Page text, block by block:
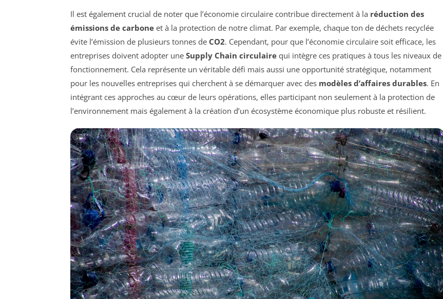
Il est également crucial de noter que l’économie circulaire contribue directement à la réduction des
émissions de carbone et à la protection de notre climat. Par exemple, chaque ton de déchets recyclée
évite l’émission de plusieurs tonnes de CO2. Cependant, pour que l’économie circulaire soit efficace, les
entreprises doivent adopter une Supply Chain circulaire qui intègre ces pratiques à tous les niveaux de
fonctionnement. Cela représente un véritable défi mais aussi une opportunité stratégique, notamment
pour les nouvelles entreprises qui cherchent à se démarquer avec des modèles d’affaires durables. En
intégrant ces approches au cœur de leurs opérations, elles participant non seulement à la protection de
l’environnement mais également à la création d’un écosystème économique plus robuste et résilient.